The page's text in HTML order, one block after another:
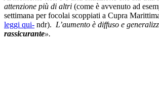
attenzione più di altri (come è avvenuto ad
settimana per focolai scoppiati a Cupra
leggi qui- ndr). L’aumento è diffuso e
rassicurante».